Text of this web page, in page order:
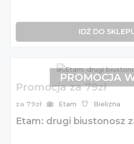
IDŹ DO
Promocja za 79zł
za 79zł Etam Bielizna
Etam: drugi biustonosz
PROMOCJA